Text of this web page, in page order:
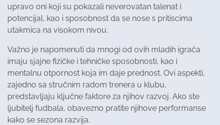
upravo oni koji su pokazali neverovatan talenat i
potencijal, kao i sposobnost da se nose s pritiscima
utakmica na visokom nivou.
Važno je napomenuti da mnogi od ovih mladih igrača
imaju sjajne fizičke i tehničke sposobnosti, kao i
mentalnu otpornost koja im daje prednost. Ovi aspekti,
zajedno sa stručnim radom trenera u klubu,
predstavljaju ključne faktore za njihov razvoj. Ako ste
ljubitelj fudbala, obavezno pratite njihove performanse
kako se sezona razvija.